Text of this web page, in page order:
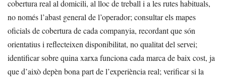
cobertura real al domicili, al lloc de treball i a les rutes habituals,
no només l’abast general de l’operador; consultar els mapes
oficials de cobertura de cada companyia, recordant que són
orientatius i reflecteixen disponibilitat, no qualitat del servei;
identificar sobre quina xarxa funciona cada marca de baix cost, ja
que d’això depèn bona part de l’experiència real; verificar si la